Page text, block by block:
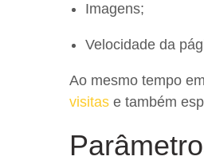
Imagens;
Velocidade da
Ao mesmo tempo
visitas e também